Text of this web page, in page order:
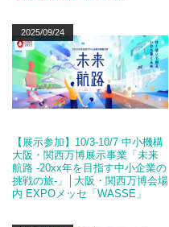
2025/09/24
【展示参加】10/3-10/7 中小機構
大阪・関西万博展示事業「未来
航路 -20xx年を目指す中小企業の
挑戦の旅-」│大阪・関西万博会場
内 EXPOメッセ「WASSE」